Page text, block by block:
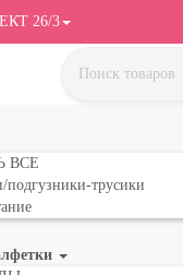
26/3
ВСЕ
подгузники-трусики